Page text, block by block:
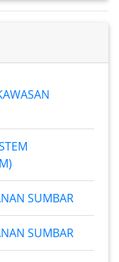
SUMBAR
SUMBAR